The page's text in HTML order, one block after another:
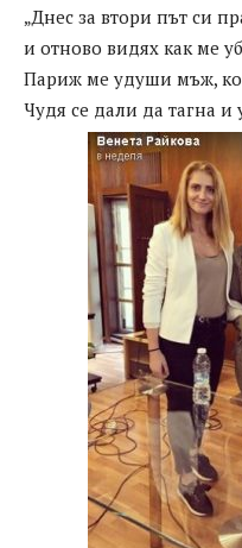
„Днес за втори път си
и отново видях как ме
Париж ме удуши мъж,
Чудя се дали да тагна и